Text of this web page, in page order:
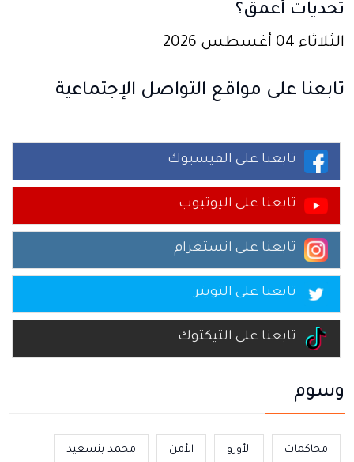
تحديات أعمق؟
الثلاثاء 04 أغسطس 2026
تابعنا على مواقع التواصل الإجتماعية
تابعنا على الفيسبوك
تابعنا على اليوتيوب
تابعنا على انستغرام
تابعنا على التويتر
تابعنا على التيكتوك
وسوم
محاكمات الأورو الأمن محمد بنسعيد